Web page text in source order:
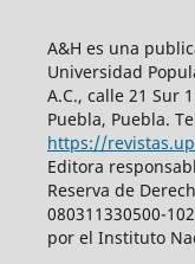
A&H es una
Universidad
A.C., calle 21 Sur
Puebla, Puebla.
https://
Editora
Reserva de
080311330500-
por el Instituto